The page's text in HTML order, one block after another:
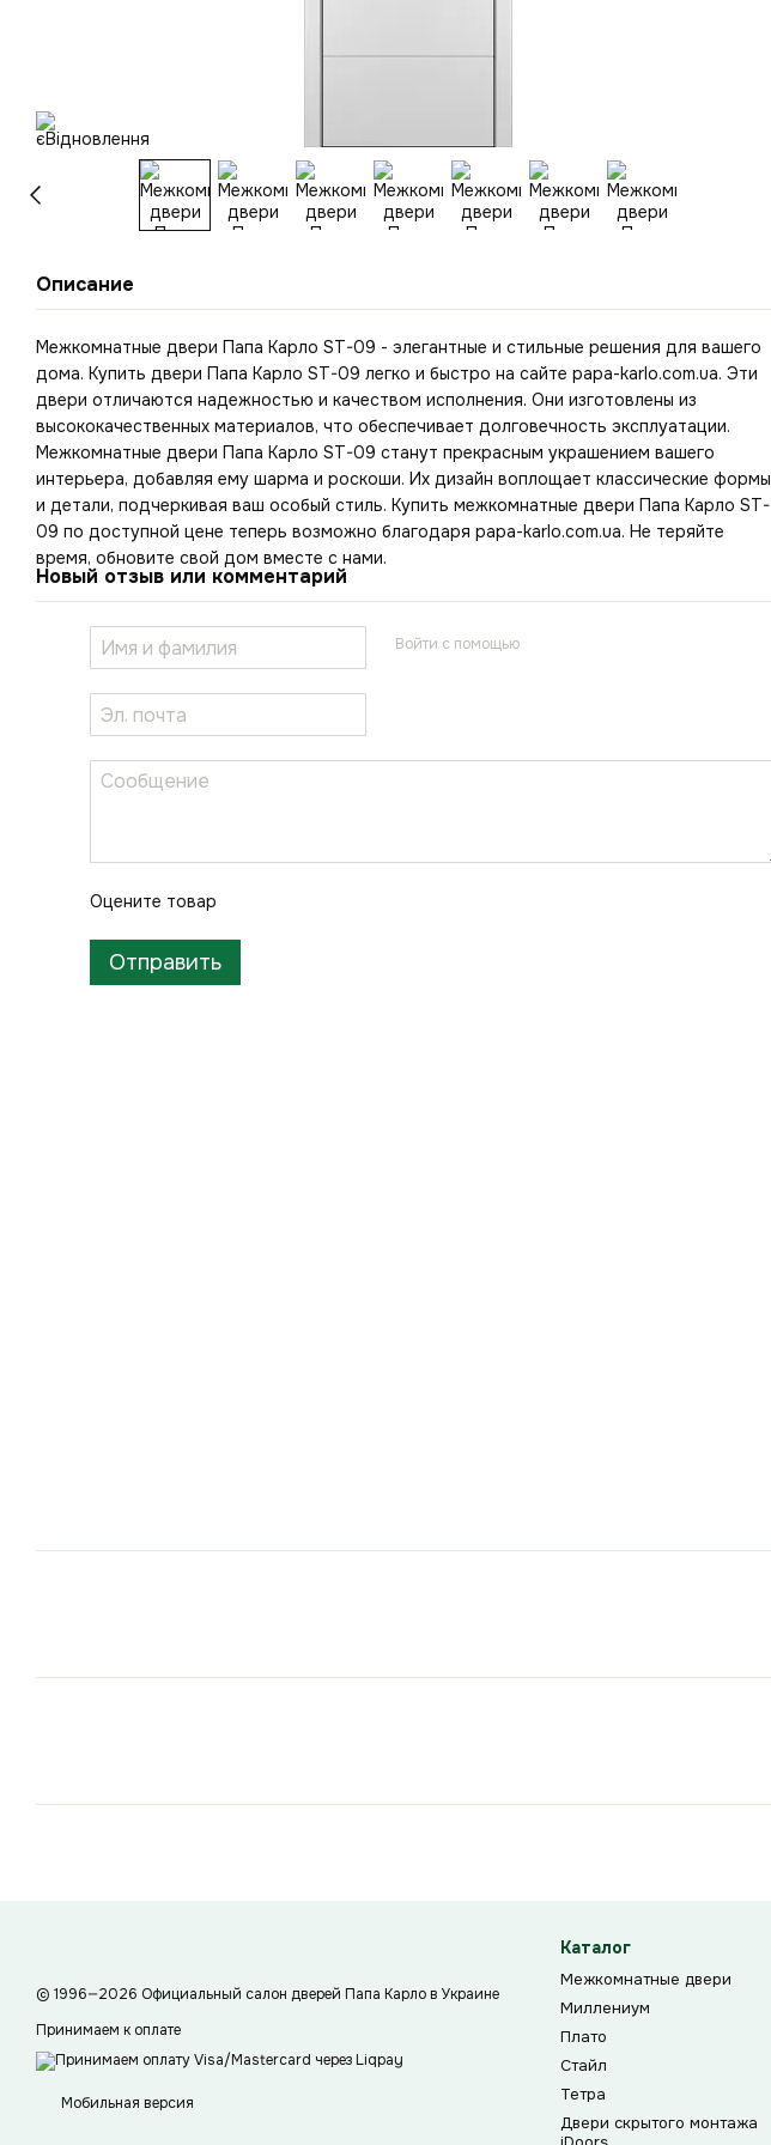
Описание
Межкомнатные двери Папа Карло ST-09 - элегантные и стильные решения для вашего
дома. Купить двери Папа Карло ST-09 легко и быстро на сайте papa-karlo.com.ua. Эти
двери отличаются надежностью и качеством исполнения. Они изготовлены из
высококачественных материалов, что обеспечивает долговечность эксплуатации.
Межкомнатные двери Папа Карло ST-09 станут прекрасным украшением вашего
интерьера, добавляя ему шарма и роскоши. Их дизайн воплощает классические формы
и детали, подчеркивая ваш особый стиль. Купить межкомнатные двери Папа Карло ST-
09 по доступной цене теперь возможно благодаря papa-karlo.com.ua. Не теряйте
время, обновите свой дом вместе с нами.
Новый отзыв или комментарий
Войти с помощью
Оцените товар
Отправить
© 1996—2026 Официальный салон дверей Папа Карло в Украине
Принимаем к оплате
Мобильная версия
Каталог
Межкомнатные двери
Миллениум
Плато
Стайл
Тетра
Двери скрытого монтажа